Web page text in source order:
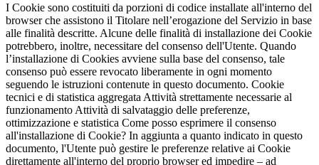
I Cookie sono costituiti da porzioni di codice installate all'interno del
browser che assistono il Titolare nell’erogazione del Servizio in base
alle finalità descritte. Alcune delle finalità di installazione dei Cookie
potrebbero, inoltre, necessitare del consenso dell'Utente. Quando
l’installazione di Cookies avviene sulla base del consenso, tale
consenso può essere revocato liberamente in ogni momento
seguendo le istruzioni contenute in questo documento. Cookie
tecnici e di statistica aggregata Attività strettamente necessarie al
funzionamento Attività di salvataggio delle preferenze,
ottimizzazione e statistica Come posso esprimere il consenso
all'installazione di Cookie? In aggiunta a quanto indicato in questo
documento, l'Utente può gestire le preferenze relative ai Cookie
direttamente all'interno del proprio browser ed impedire – ad